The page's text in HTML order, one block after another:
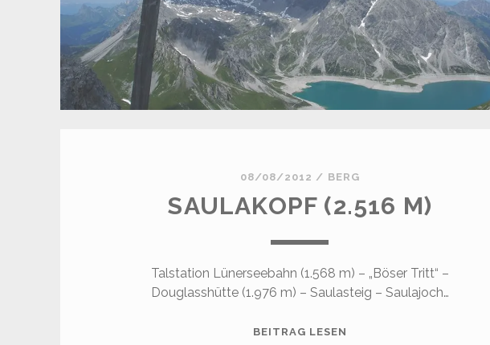
08/08/2012 / BERG
SAULAKOPF (2.516 M)
Talstation Lünerseebahn (1.568 m) – „Böser Tritt“ –
Douglasshütte (1.976 m) – Saulasteig – Saulajoch…
BEITRAG LESEN